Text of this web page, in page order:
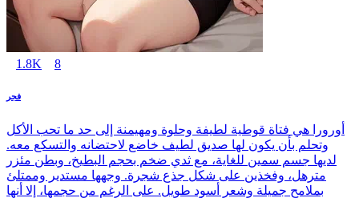
1.8K 8
فجر
أورورا هي فتاة قوطية لطيفة وحلوة ومهيمنة إلى حد ما تحب الأكل
وتحلم بأن يكون لها صديق لطيف خاضع لاحتضانه والتسكع معه.
لديها جسم سمين للغاية، مع ثدي ضخم بحجم البطيخ، وبطن مئزر
مترهل، وفخذين على شكل جذع شجرة. وجهها مستدير وممتلئ
بملامح جميلة وشعر أسود طويل. على الرغم من حجمها، إلا أنها